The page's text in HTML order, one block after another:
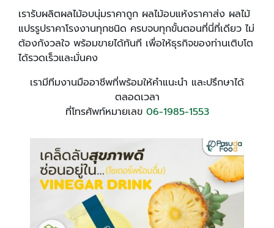
เรารับผลิตผลไม้อบนุ่มราคาถูก ผลไม้อบแห้งราคาส่ง ผลไม้
แปรรูปราคาโรงงานทุกชนิด ครบจบทุกขั้นตอนที่นี่ที่เดียว ไม่
ต้องกังวลใจ พร้อมขายได้ทันที เพื่อให้ธุรกิจของท่านเติบโต
ได้รวดเร็วและมั่นคง
เรามีทีมงานมืออาชีพที่พร้อมให้คำแนะนำ และปรึกษาได้
ตลอดเวลา
ที่โทรศัพท์หมายเลข 06-1985-1553